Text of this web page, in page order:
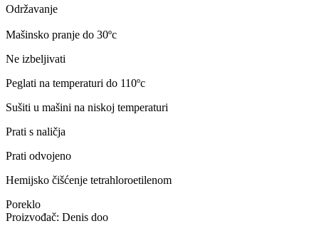
Održavanje
Mašinsko pranje do 30ºc
Ne izbeljivati
Peglati na temperaturi do 110ºc
Sušiti u mašini na niskoj temperaturi
Prati s naličja
Prati odvojeno
Hemijsko čišćenje tetrahloroetilenom
Poreklo
Proizvođač: Denis doo